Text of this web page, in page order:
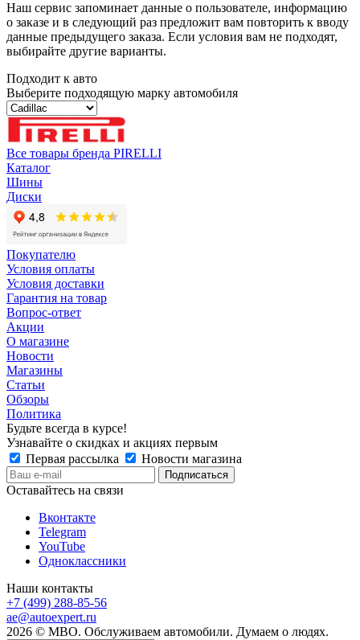
Наш сервис запоминает данные о пользователе, информацию
о заказе и в следующий раз предложит вам повторить к вводу
данные предыдущего заказа. Если условия вам не подходят,
выбирайте другие варианты.
Подходит к авто
Выберите подходящую марку автомобиля
Все товары бренда PIRELLI
Каталог
Шины
Диски
Покупателю
Условия оплаты
Условия доставки
Гарантия на товар
Вопрос-ответ
Акции
О магазине
Новости
Магазины
Статьи
Обзоры
Политика
Будьте всегда в курсе!
Узнавайте о скидках и акциях первым
Первая рассылка
Новости магазина
Оставайтесь на связи
Вконтакте
Telegram
YouTube
Одноклассники
Наши контакты
+7 (499) 288-85-56
ae@autoexpert.ru
2026 © МВО. Обслуживаем автомобили. Думаем о людях.